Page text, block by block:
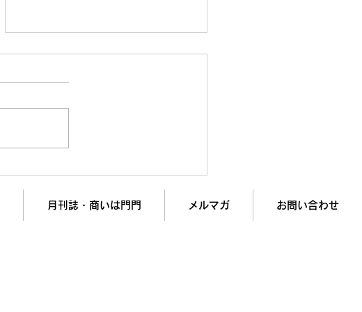
「チャレンジャー型営業」の
月刊誌・商いは門門 メルマガ お問い合わせ